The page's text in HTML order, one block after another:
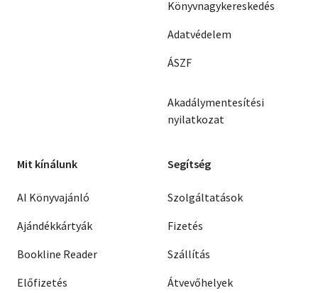
Könyvnagykereskedés
Adatvédelem
ÁSZF
Akadálymentesítési
nyilatkozat
Mit kínálunk
AI Könyvajánló
Ajándékkártyák
Bookline Reader
Előfizetés
Segítség
Szolgáltatások
Fizetés
Szállítás
Átvevőhelyek